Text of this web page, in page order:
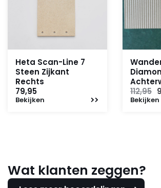
Heta Scan-Line 7
Steen Zijkant
Rechts
79,95
Bekijken
112,95
Bekijken
Wat klanten zeggen?